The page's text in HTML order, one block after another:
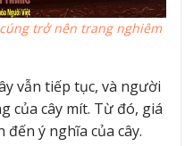
trở nên trang nghiêm
vẫn tiếp tục, và người
của cây mít. Từ đó, giá
ý nghĩa của cây.